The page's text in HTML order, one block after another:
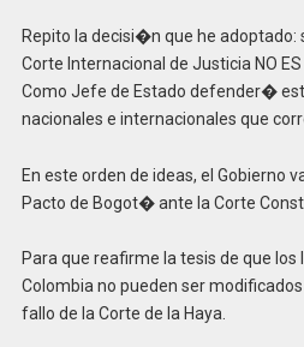
Repito la decisi�n que he adoptado:
Corte Internacional de Justicia NO ES
Como Jefe de Estado defender�
nacionales e internacionales que
En este orden de ideas, el Gobierno
Pacto de Bogot� ante la Corte
Para que reafirme la tesis de que
Colombia no pueden ser
fallo de la Corte de la Haya.